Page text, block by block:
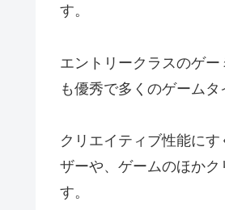
す。
エントリークラスのゲ
も優秀で多くのゲームタ
クリエイティブ性能に
ザーや、ゲームのほか
す。